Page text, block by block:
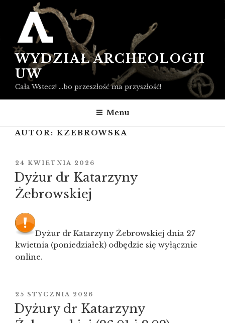
treści
WYDZIAŁ ARCHEOLOGII
UW
Cała Wstecz! …bo przeszłość ma przyszłość!
Menu
AUTOR: KZEBROWSKA
OPUBLIKOWANE
W
24 KWIETNIA 2026
Dyżur dr Katarzyny
Żebrowskiej
Dyżur dr Katarzyny Żebrowskiej dnia 27
kwietnia (poniedziałek) odbędzie się wyłącznie
online.
OPUBLIKOWANE
W
25 STYCZNIA 2026
Dyżury dr Katarzyny